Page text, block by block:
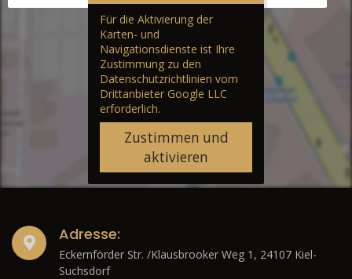
Für die Aktivierung der
Karten- und
Navigationsdienste ist Ihre
Zustimmung zu den
Datenschutzrichtlinien vom
Drittanbieter Google LLC
erforderlich.
Zustimmen und
aktivieren
Adresse:
Eckernförder Str. /Klausbrooker Weg 1, 24107 Kiel-
Suchsdorf